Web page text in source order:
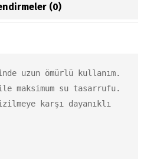
(0)
uzun ömürlü kullanım.
maksimum su tasarrufu.
karşı dayanıklı